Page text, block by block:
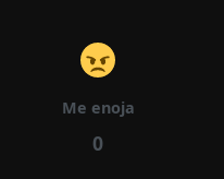
22/05/2025
Me enoja
0